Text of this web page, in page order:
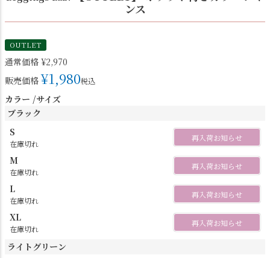
ンス
OUTLET
通常価格 ¥2,970
販売価格 ¥1,980税込
カラー サイズ
ブラック
S
在庫切れ
再入荷お知らせ
M
在庫切れ
再入荷お知らせ
L
在庫切れ
再入荷お知らせ
XL
在庫切れ
再入荷お知らせ
ライトグリーン